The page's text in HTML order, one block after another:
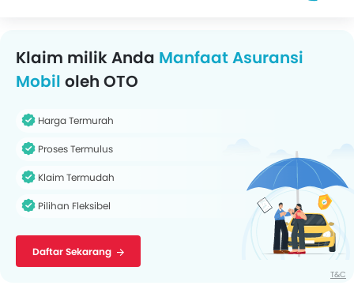
Klaim milik Anda Manfaat Asuransi
Mobil oleh OTO
Harga Termurah
Proses Termulus
Klaim Termudah
Pilihan Fleksibel
Daftar Sekarang
T&C